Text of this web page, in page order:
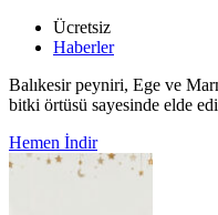
Ücretsiz
Haberler
Balıkesir peyniri, Ege ve
bitki örtüsü sayesinde elde
Hemen İndir